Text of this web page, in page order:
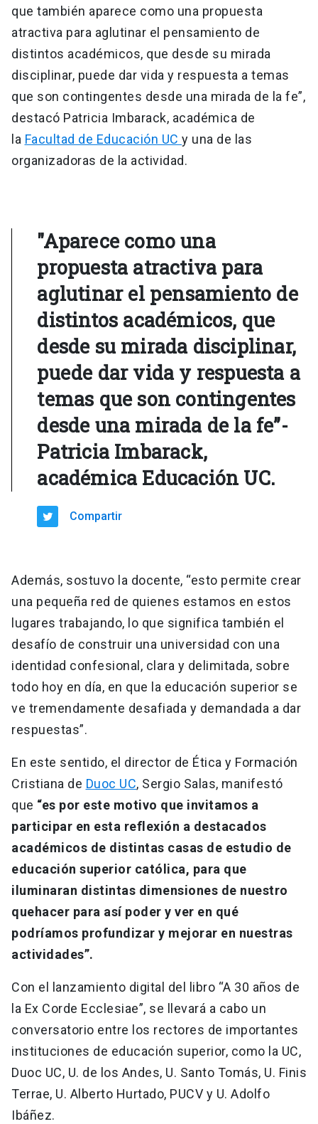
que también aparece como una propuesta
atractiva para aglutinar el pensamiento de
distintos académicos, que desde su mirada
disciplinar, puede dar vida y respuesta a temas
que son contingentes desde una mirada de la fe”,
destacó Patricia Imbarack, académica de
la Facultad de Educación UC y una de las
organizadoras de la actividad.
"Aparece como una
propuesta atractiva para
aglutinar el pensamiento de
distintos académicos, que
desde su mirada disciplinar,
puede dar vida y respuesta a
temas que son contingentes
desde una mirada de la fe”-
Patricia Imbarack,
académica Educación UC.
Compartir
Además, sostuvo la docente, “esto permite crear
una pequeña red de quienes estamos en estos
lugares trabajando, lo que significa también el
desafío de construir una universidad con una
identidad confesional, clara y delimitada, sobre
todo hoy en día, en que la educación superior se
ve tremendamente desafiada y demandada a dar
respuestas”.
En este sentido, el director de Ética y Formación
Cristiana de Duoc UC, Sergio Salas, manifestó
que “es por este motivo que invitamos a
participar en esta reflexión a destacados
académicos de distintas casas de estudio de
educación superior católica, para que
iluminaran distintas dimensiones de nuestro
quehacer para así poder y ver en qué
podríamos profundizar y mejorar en nuestras
actividades”.
Con el lanzamiento digital del libro “A 30 años de
la Ex Corde Ecclesiae”, se llevará a cabo un
conversatorio entre los rectores de importantes
instituciones de educación superior, como la UC,
Duoc UC, U. de los Andes, U. Santo Tomás, U. Finis
Terrae, U. Alberto Hurtado, PUCV y U. Adolfo
Ibáñez.